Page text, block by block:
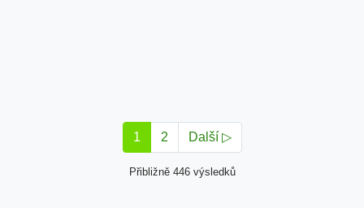
1 2 Další ▷
Přibližně 446 výsledků